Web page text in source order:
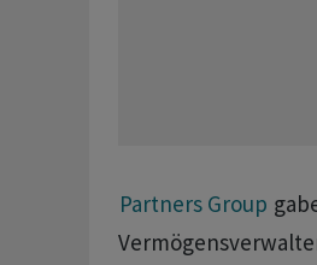
Partners Group